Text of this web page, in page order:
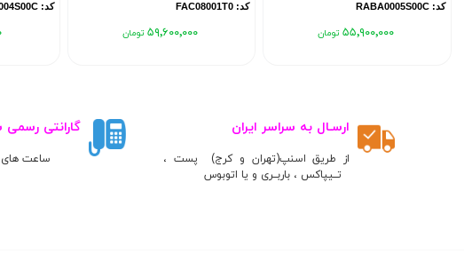
کد: RABA0005S00C
۵۵٬۹۰۰٬۰۰۰
کد: FAC08001T0
۵۹٬۶۰۰٬۰۰۰
کد: RABA0004S00C
ارسـال به سراسر ایران
از طریق اسنپ(تهران و کرج) پست ،
تــیپاکس ، باربــری و یا اتوبوس
گارانتی
ساعت های